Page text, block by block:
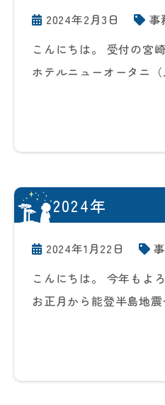
2024年2月3日
事
こんにちは。 受付の宮
ホテルニューオータニ
2024年
2024年1月22日
こんにちは。 今年もよ
お正月から能登半島地